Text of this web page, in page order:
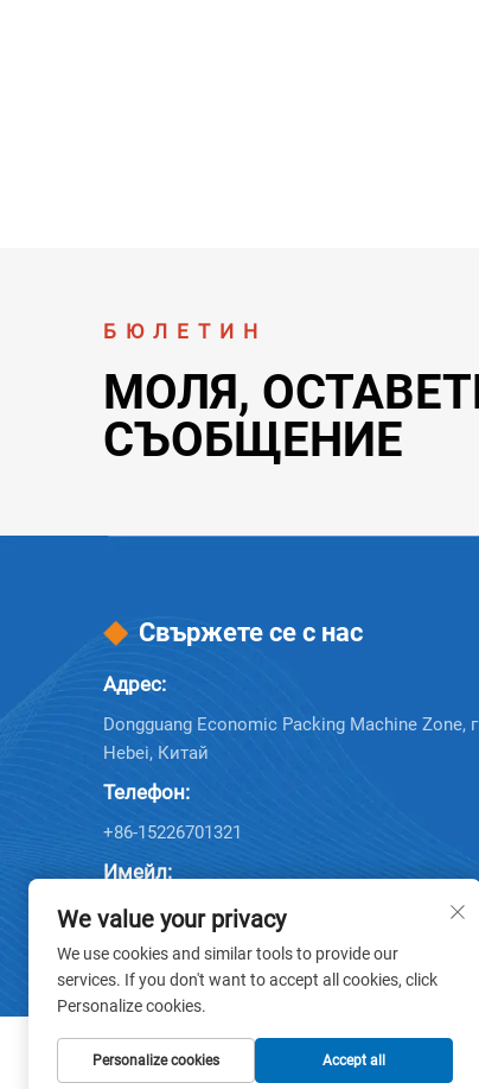
БЮЛЕТИН
МОЛЯ,
СЪОБЩЕНИЕ
Свържете се с нас
Адрес:
Dongguang Economic Packing Machine Zone,
Hebei, Китай
Телефон:
+86-15226701321
Имейл:
Company E-mail:[email protected]
Всички права
We value your privacy
We use cookies and similar tools to provide our
services. If you don't want to accept all cookies, click
Personalize cookies.
Personalize cookies Accept all